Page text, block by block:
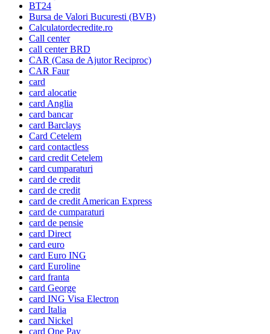
BT24
Bursa de Valori Bucuresti (BVB)
Calculatordecredite.ro
Call center
call center BRD
CAR (Casa de Ajutor Reciproc)
CAR Faur
card
card alocatie
card Anglia
card bancar
card Barclays
Card Cetelem
card contactless
card credit Cetelem
card cumparaturi
card de credit
card de credit
card de credit American Express
card de cumparaturi
card de pensie
card Direct
card euro
card Euro ING
card Euroline
card franta
card George
card ING Visa Electron
card Italia
card Nickel
card One Pay